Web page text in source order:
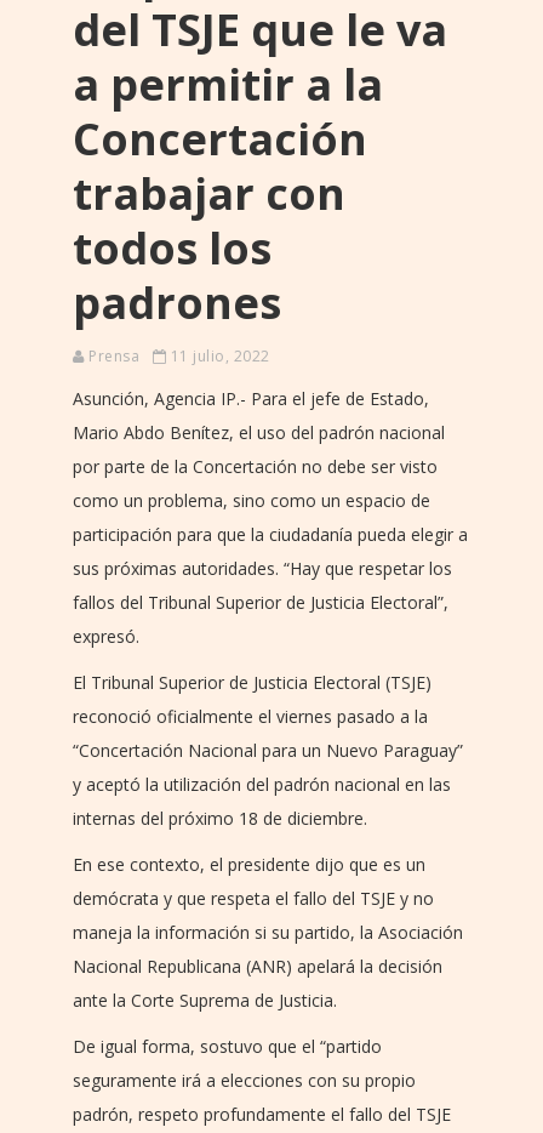
del TSJE que le va
a permitir a la
Concertación
trabajar con
todos los
padrones
Prensa 11 julio, 2022
Asunción, Agencia IP.- Para el jefe de Estado,
Mario Abdo Benítez, el uso del padrón nacional
por parte de la Concertación no debe ser visto
como un problema, sino como un espacio de
participación para que la ciudadanía pueda elegir a
sus próximas autoridades. “Hay que respetar los
fallos del Tribunal Superior de Justicia Electoral”,
expresó.
El Tribunal Superior de Justicia Electoral (TSJE)
reconoció oficialmente el viernes pasado a la
“Concertación Nacional para un Nuevo Paraguay”
y aceptó la utilización del padrón nacional en las
internas del próximo 18 de diciembre.
En ese contexto, el presidente dijo que es un
demócrata y que respeta el fallo del TSJE y no
maneja la información si su partido, la Asociación
Nacional Republicana (ANR) apelará la decisión
ante la Corte Suprema de Justicia.
De igual forma, sostuvo que el “partido
seguramente irá a elecciones con su propio
padrón, respeto profundamente el fallo del TSJE